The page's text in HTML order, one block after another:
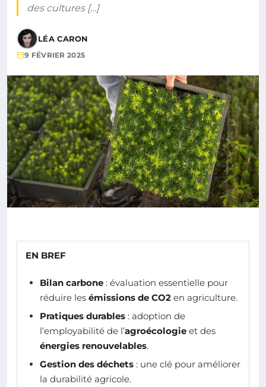
des cultures […]
LÉA CARON
9 FÉVRIER 2025
EN BREF
Bilan carbone : évaluation essentielle pour
réduire les émissions de CO2 en agriculture.
Pratiques durables : adoption de
l’employabilité de l’agroécologie et des
énergies renouvelables.
Gestion des déchets : une clé pour améliorer
la durabilité agricole.